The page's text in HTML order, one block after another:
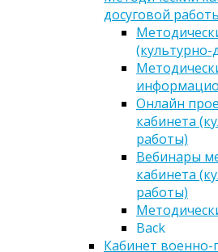
досуговой
(культурно-
Онлайн
кабинета
работы)
Вебинары
кабинета
работы)
Back
Кабинет военно-